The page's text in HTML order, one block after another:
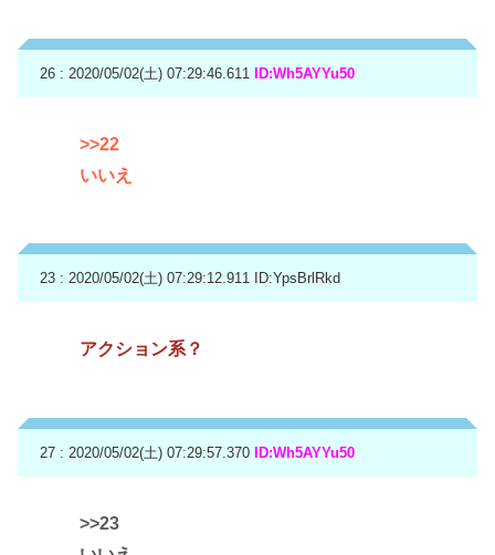
26 : 2020/05/02(土) 07:29:46.611 ID:Wh5AYYu50
>>22
いいえ
23 : 2020/05/02(土) 07:29:12.911 ID:YpsBrlRkd
アクション系？
27 : 2020/05/02(土) 07:29:57.370 ID:Wh5AYYu50
>>23